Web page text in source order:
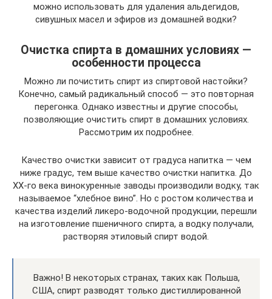
можно использовать для удаления альдегидов,
сивушных масел и эфиров из домашней водки?
Очистка спирта в домашних условиях —
особенности процесса
Можно ли почистить спирт из спиртовой настойки?
Конечно, самый радикальный способ — это повторная
перегонка. Однако известны и другие способы,
позволяющие очистить спирт в домашних условиях.
Рассмотрим их подробнее.
Качество очистки зависит от градуса напитка — чем
ниже градус, тем выше качество очистки напитка. До
ХХ-го века винокуренные заводы производили водку, так
называемое “хлебное вино”. Но с ростом количества и
качества изделий ликеро-водочной продукции, перешли
на изготовление пшеничного спирта, а водку получали,
растворяя этиловый спирт водой.
Важно! В некоторых странах, таких как Польша,
США, спирт разводят только дистиллированной